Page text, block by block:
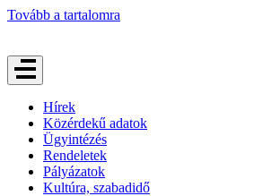
Tovább a tartalomra
Hírek
Közérdekű adatok
Ügyintézés
Rendeletek
Pályázatok
Kultúra, szabadidő